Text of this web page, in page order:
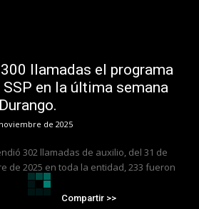
llamadas el programa
en la última semana
de 2025
302 llamadas de auxilio, del 31 de
de 2025 en toda la entidad, 233 fueron
Compartir >>